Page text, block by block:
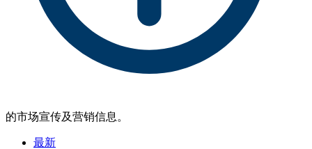
的市场宣传及营销信息。
最新